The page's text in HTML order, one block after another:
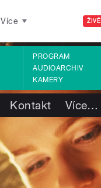
ŽIVĚ
Více
PROGRAM
AUDIOARCHIV
KAMERY
Kontakt Více…